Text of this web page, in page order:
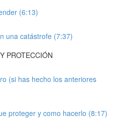
(6:13)
una catástrofe (7:37)
PROTECCIÓN
(si has hecho los anteriores
proteger y como hacerlo (8:17)